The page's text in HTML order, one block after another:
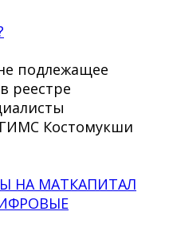
подлежащее
реестре
ГИМС Костомукши
НА МАТКАПИТАЛ